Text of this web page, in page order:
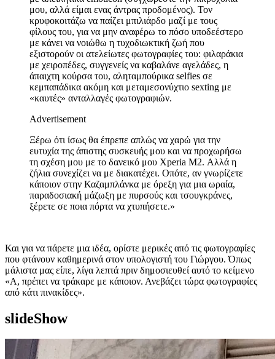
μου, αλλά είμαι ενας άντρας προδομένος). Τον
κρυφοκοιτάζω να παίζει μπιλιάρδο μαζί με τους
φίλους του, για να μην αναφέρω το πόσο υποδεέστερο
με κάνει να νοιώθω η τυχοδιωκτική ζωή που
εξιστορούν οι ατελείωτες φωτογραφίες του: φιλαράκια
με χειροπέδες, συγγενείς να καβαλάνε αγελάδες, η
άπαιχτη κούρσα του, αληταμπούρικα selfies σε
κεμπαπάδικα ακόμη και μεταμεσονύχτιο sexting με
«καυτές» ανταλλαγές φωτογραφιών.
Advertisement
Ξέρω ότι ίσως θα έπρεπε απλώς να χαρώ για την
ευτυχία της άπιστης συσκευής μου και να προχωρήσω
τη σχέση μου με το δανεικό μου Xperia M2. Αλλά η
ζήλια συνεχίζει να με διακατέχει. Οπότε, αν γνωρίζετε
κάποιον στην Καζαμπλάνκα με όρεξη για μια ωραία,
παραδοσιακή μάζωξη με πυρσούς και τσουγκράνες,
ξέρετε σε ποια πόρτα να χτυπήσετε.»
Και για να πάρετε μια ιδέα, ορίστε μερικές από τις φωτογραφίες
που φτάνουν καθημερινά στον υπολογιστή του Γιώργου. Όπως
μάλιστα μας είπε, λίγα λεπτά πριν δημοσιευθεί αυτό το κείμενο
«Α, πρέπει να τράκαρε με κάποιον. Ανεβάζει τώρα φωτογραφίες
από κάτι πινακίδες».
slideShow